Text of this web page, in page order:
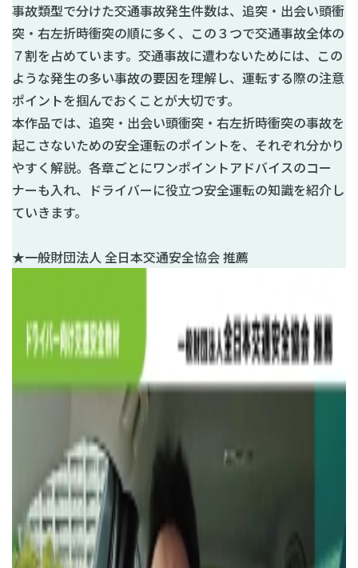
事故類型で分けた交通事故発生件数は、追突・出会い頭衝
突・右左折時衝突の順に多く、この３つで交通事故全体の
７割を占めています。交通事故に遭わないためには、この
ような発生の多い事故の要因を理解し、運転する際の注意
ポイントを掴んでおくことが大切です。
本作品では、追突・出会い頭衝突・右左折時衝突の事故を
起こさないための安全運転のポイントを、それぞれ分かり
やすく解説。各章ごとにワンポイントアドバイスのコー
ナーも入れ、ドライバーに役立つ安全運転の知識を紹介し
ていきます。
★一般財団法人 全日本交通安全協会 推薦